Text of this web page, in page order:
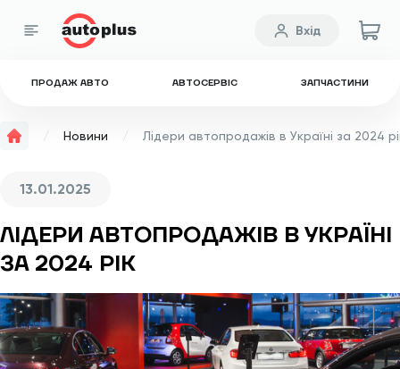
ПРОДАЖ АВТО АВТОСЕРВІС ЗАПЧАСТИНИ
Вхід
Новини Лідери автопродажів в Україні за 2024
13.01.2025
ЛІДЕРИ АВТОПРОДАЖІВ В УКРАЇНІ
ЗА 2024 РІК